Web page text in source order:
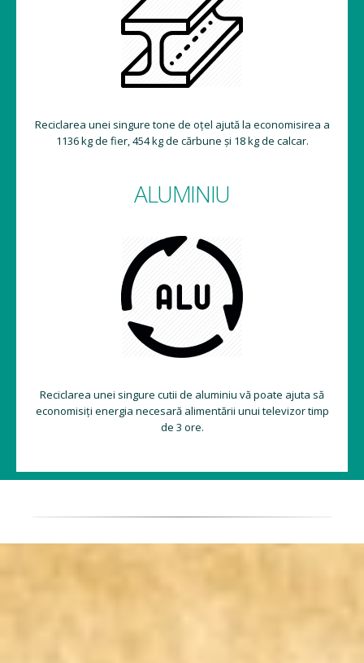
Reciclarea unei singure tone de oțel ajută la economisirea a
1136 kg de fier, 454 kg de cărbune și 18 kg de calcar.
ALUMINIU
Reciclarea unei singure cutii de aluminiu vă poate ajuta să
economisiți energia necesară alimentării unui televizor timp
de 3 ore.